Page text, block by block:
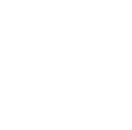
Black Grey